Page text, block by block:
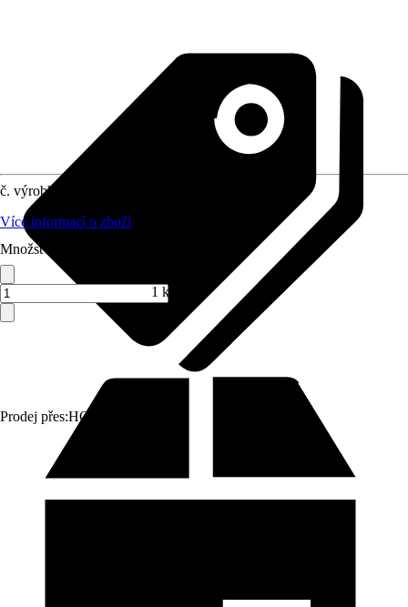
Prodej přes:HORNBACH
č. výrobku
Více informací o zboží
Množství (ks)
1 ks